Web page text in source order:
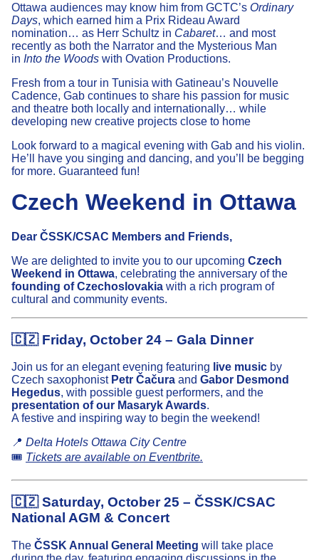
Ottawa audiences may know him from GCTC’s Ordinary
Days, which earned him a Prix Rideau Award
nomination… as Herr Schultz in Cabaret… and most
recently as both the Narrator and the Mysterious Man
in Into the Woods with Ovation Productions.
Fresh from a tour in Tunisia with Gatineau’s Nouvelle
Cadence, Gab continues to share his passion for music
and theatre both locally and internationally… while
developing new creative projects close to home
Look forward to a magical evening with Gab and his violin.
He’ll have you singing and dancing, and you’ll be begging
for more. Guaranteed fun!
Czech Weekend in Ottawa
Dear ČSSK/CSAC Members and Friends,
We are delighted to invite you to our upcoming Czech
Weekend in Ottawa, celebrating the anniversary of the
founding of Czechoslovakia with a rich program of
cultural and community events.
🇨🇿 Friday, October 24 – Gala Dinner
Join us for an elegant evening featuring live music by
Czech saxophonist Petr Čačura and Gabor Desmond
Hegedus, with possible guest performers, and the
presentation of our Masaryk Awards.
A festive and inspiring way to begin the weekend!
📍 Delta Hotels Ottawa City Centre
🎟️ Tickets are available on Eventbrite.
🇨🇿Saturday, October 25 – ČSSK/CSAC
National AGM & Concert
The ČSSK Annual General Meeting will take place